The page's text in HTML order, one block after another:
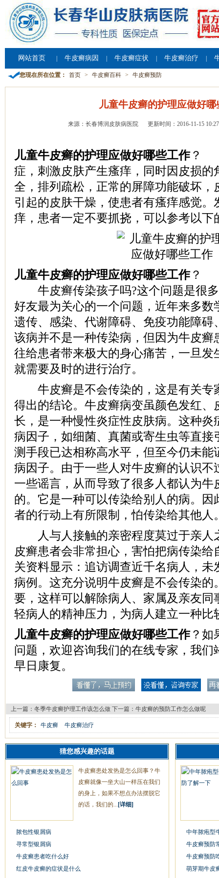
网站首页 牛皮癣病因 牛皮癣症状 牛皮癣治疗
您现在所在位置： 首页 > 牛皮癣百科 > 牛皮癣预防
儿童牛皮癣的护理应做好哪
来源：长春博润皮肤病医院 更新时间：2016-11-15
儿童牛皮癣的护理应做好哪些工作？
症，刺激皮肤产生瘙痒，同时因皮损的
全，排列疏松，正常的屏障功能破坏，
引起的皮肤干燥，使患者有瘙痒感觉。
痒，患者一定不要抓挠，可以参考以下
儿童牛皮癣的护理应做好哪些工作？
牛皮癣传染孩子吗?这个问题是很多
好友最为关心的一个问题，近年来多数
遗传、感染、代谢障碍、免疫功能障碍
该病并不是一种传染病，但因为牛皮癣
往给患者带来极大的身心痛苦，一旦发
就需要及时的进行治疗。
牛皮癣是不会传染的，这是有关专
得出的结论。牛皮癣病变虽颜色发红、
长，是一种慢性炎症性皮肤病。这种炎
病因子，如细菌、真菌或寄生虫等直接
测手段已达相称高水平，但至今仍未能
病因子。由于一些人对牛皮癣的认识不
一些谣言，从而导致了很多人都认为牛
的。它是一种可以传染给别人的病。因
者的行动上有所限制，怕传染给其他人
人与人接触的亲密程度莫过于亲人
皮癣患者会非常担心，害怕把病传染给
关资料显示：追访调查近千名病人，未
病例。这充分说明牛皮癣是不会传染的
要，这样可以解除病人、家属及亲友同
轻病人的精神压力，为病人建立一种比
儿童牛皮癣的护理应做好哪些工作？如
问题，欢迎咨询我们的在线专家，我们
早日康复。
上一篇： 冬季牛皮癣护理工作该怎么做 下一篇： 牛皮癣的预防工作怎么做呢
关键字： 牛皮癣 牛皮癣治疗
猜您感兴趣的话题
牛皮癣患处发热是怎么回事？牛
皮癣就像一坐大山一样压在我们
的身上，如果不想点办法摆脱它
的话，我们的... [详细]
脓包性银屑病
寻常型银屑病
牛皮癣患者吃什么好
红皮牛皮癣的症状是什么
中年脓疱型
牛皮癣预防
牛皮癣预防
萌芽期牛皮